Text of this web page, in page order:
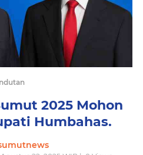
2025 Mohon
Humbahas.